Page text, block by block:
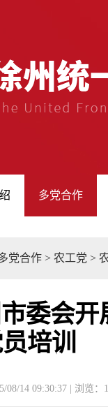
多党合作
党合作 > 农工党 >
委会
培训
08/14 09:30:37 | 浏览：